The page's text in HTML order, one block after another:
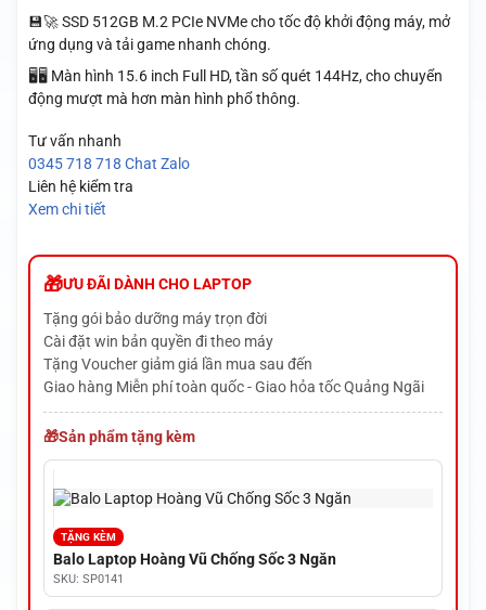
💾🚀 SSD 512GB M.2 PCIe NVMe cho tốc độ khởi động máy, mở
ứng dụng và tải game nhanh chóng.
🖥️🖥️ Màn hình 15.6 inch Full HD, tần số quét 144Hz, cho chuyển
động mượt mà hơn màn hình phổ thông.
Tư vấn nhanh
0345 718 718 Chat Zalo
Liên hệ kiểm tra
Xem chi tiết
ƯU ĐÃI DÀNH CHO LAPTOP
Tặng gói bảo dưỡng máy trọn đời
Cài đặt win bản quyền đi theo máy
Tặng Voucher giảm giá lần mua sau đến
Giao hàng Miễn phí toàn quốc - Giao hỏa tốc Quảng Ngãi
Sản phẩm tặng kèm
TẶNG KÈM
Balo Laptop Hoàng Vũ Chống Sốc 3 Ngăn
SKU: SP0141